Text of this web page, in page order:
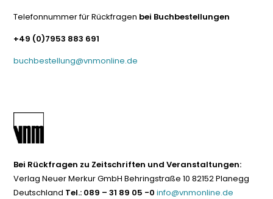
Telefonnummer für Rückfragen bei Buchbestellungen
+49 (0)7953 883 691
buchbestellung@vnmonline.de
Bei Rückfragen zu Zeitschriften und Veranstaltungen:
Verlag Neuer Merkur GmbH Behringstraße 10 82152 Planegg
Deutschland Tel.: 089 – 31 89 05 -0 info@vnmonline.de